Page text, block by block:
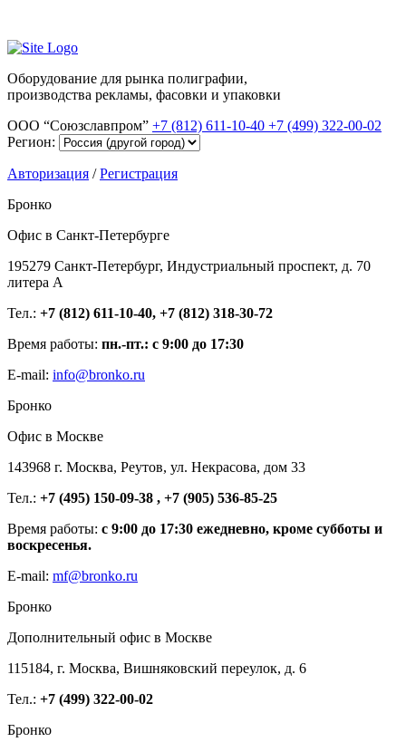
Оборудование для рынка полиграфии,
производства рекламы, фасовки и упаковки
ООО “Союзславпром” +7 (812) 611-10-40 +7 (499) 322-00-02
Регион:
Авторизация /Регистрация
Бронко
Офис в Санкт-Петербурге
195279 Санкт-Петербург, Индустриальный проспект, д. 70
литера А
Тел.: +7 (812) 611-10-40, +7 (812) 318-30-72
Время работы: пн.-пт.: с 9:00 до 17:30
E-mail: info@bronko.ru
Бронко
Офис в Москве
143968 г. Москва, Реутов, ул. Некрасова, дом 33
Тел.: +7 (495) 150-09-38 , +7 (905) 536-85-25
Время работы: с 9:00 до 17:30 ежедневно, кроме субботы и
воскресенья.
E-mail: mf@bronko.ru
Бронко
Дополнительный офис в Москве
115184, г. Москва, Вишняковский переулок, д. 6
Тел.: +7 (499) 322-00-02
Бронко